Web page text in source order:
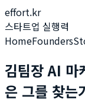
effort.kr
스타트업 실행력
HomeFounders
김팀장 AI 마
은 그를 찾는